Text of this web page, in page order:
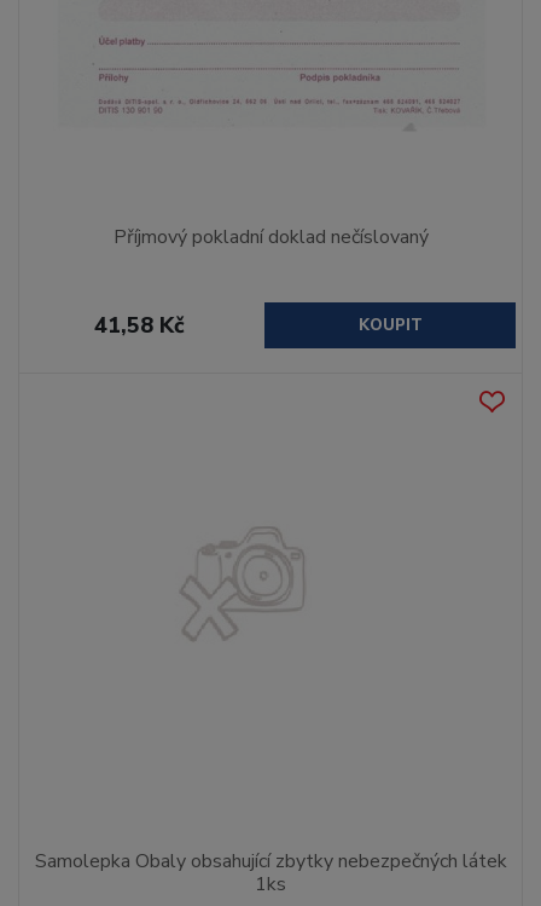
Příjmový pokladní doklad nečíslovaný
41,58 Kč KOUPIT
Samolepka Obaly obsahující zbytky nebezpečných látek
1ks